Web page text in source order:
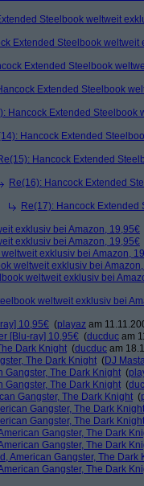
Steelbook weltweit
Extended Steelbook weltweit
Extended Steelbook
Extended Steelbook
Hancock Extended Steelbook
Hancock Extended
Hancock Extended
Re(16): Hancock Extended
Re(17): Hancock
exklusiv bei Amazon, 19,95€
exklusiv bei Amazon, 19,95€
exklusiv bei Amazon,
weltweit exklusiv bei
weltweit exklusiv bei
weltweit exklusiv bei
10,95€ (playaz am
[Blu-ray] 10,95€ (ducduc am
Dark Knight (ducduc am
The Dark Knight (DJ
Gangster, The Dark Knight (
Gangster, The Dark Knight (
Gangster, The Dark Knight (
Gangster, The Dark Knight
Gangster, The Dark Knight
Gangster, The Dark
Gangster, The Dark
American Gangster, The Dark
Gangster, The Dark